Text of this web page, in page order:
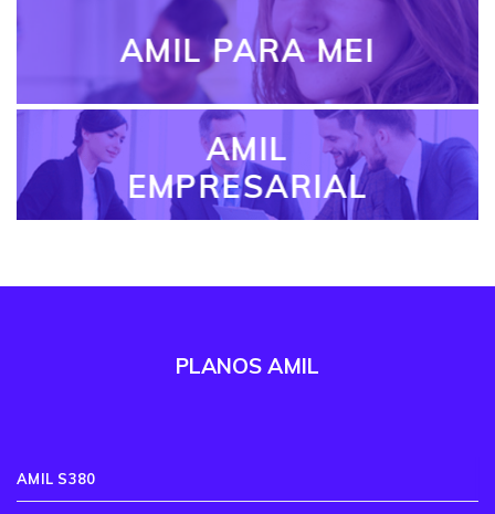
AMIL PARA MEI
AMIL
EMPRESARIAL
PLANOS AMIL
AMIL S380